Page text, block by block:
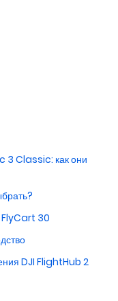
3 Classic: как они
FlyCart 30
DJI FlightHub 2